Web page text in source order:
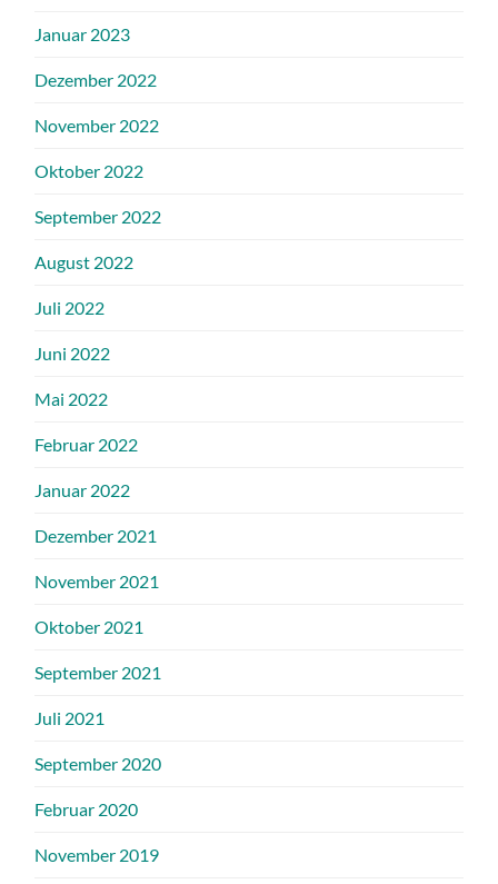
Januar 2023
Dezember 2022
November 2022
Oktober 2022
September 2022
August 2022
Juli 2022
Juni 2022
Mai 2022
Februar 2022
Januar 2022
Dezember 2021
November 2021
Oktober 2021
September 2021
Juli 2021
September 2020
Februar 2020
November 2019